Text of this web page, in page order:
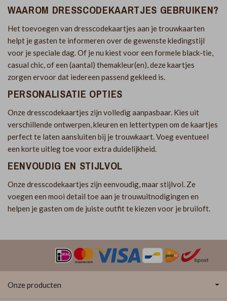
WAAROM DRESSCODEKAARTJES GEBRUIKEN?
Het toevoegen van dresscodekaartjes aan je trouwkaarten
helpt je gasten te informeren over de gewenste kledingstijl
voor je speciale dag. Of je nu kiest voor een formele black-tie,
casual chic, of een (aantal) themakleur(en), deze kaartjes
zorgen ervoor dat iedereen passend gekleed is.
PERSONALISATIE OPTIES
Onze dresscodekaartjes zijn volledig aanpasbaar. Kies uit
verschillende ontwerpen, kleuren en lettertypen om de kaartjes
perfect te laten aansluiten bij je trouwkaart. Voeg eventueel
een korte uitleg toe voor extra duidelijkheid.
EENVOUDIG EN STIJLVOL
Onze dresscodekaartjes zijn eenvoudig, maar stijlvol. Ze
voegen een mooi detail toe aan je trouwuitnodigingen en
helpen je gasten om de juiste outfit te kiezen voor je bruiloft.
Onze producten